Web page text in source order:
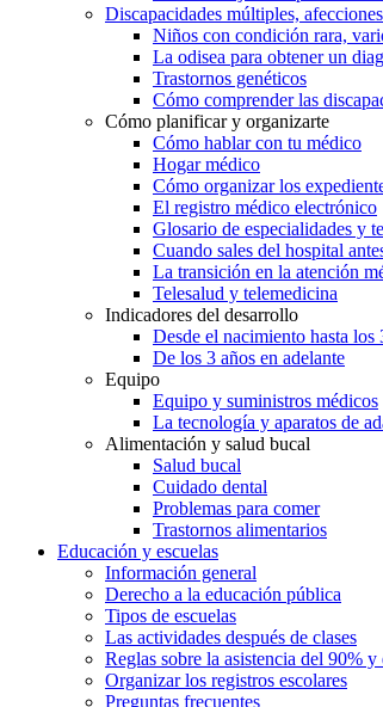
Discapacidades múltiples,
Niños con condición rara,
La odisea para obtener un
Trastornos genéticos
Cómo comprender las
Cómo planificar y organizarte
Cómo hablar con tu médico
Hogar médico
Cómo organizar los
El registro médico electrónico
Glosario de especialidades y
Cuando sales del hospital
La transición en la atención
Telesalud y telemedicina
Indicadores del desarrollo
Desde el nacimiento hasta los
De los 3 años en adelante
Equipo
Equipo y suministros médicos
La tecnología y aparatos de
Alimentación y salud bucal
Salud bucal
Cuidado dental
Problemas para comer
Trastornos alimentarios
Educación y escuelas
Información general
Derecho a la educación pública
Tipos de escuelas
Las actividades después de clases
Reglas sobre la asistencia del 90%
Organizar los registros escolares
Preguntas frecuentes